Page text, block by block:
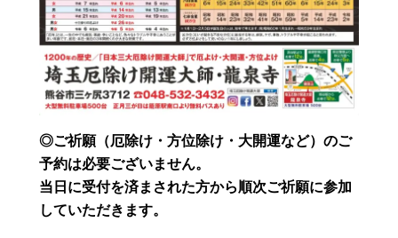
◎ご祈願（厄除け・方位除け・大開運など）のご
予約は必要ございません。
当日に受付を済まされた方から順次ご祈願に参加
していただきます。